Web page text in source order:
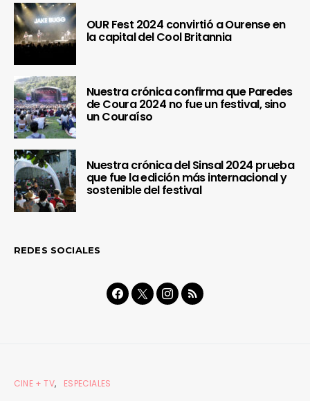
OUR Fest 2024 convirtió a Ourense en
la capital del Cool Britannia
Nuestra crónica confirma que Paredes
de Coura 2024 no fue un festival, sino
un Couraíso
Nuestra crónica del Sinsal 2024 prueba
que fue la edición más internacional y
sostenible del festival
REDES SOCIALES
CINE + TV ESPECIALES